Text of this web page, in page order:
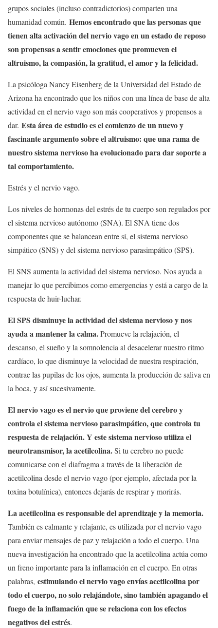
grupos sociales (incluso contradictorios) comparten una
humanidad común. Hemos encontrado que las personas que
tienen alta activación del nervio vago en un estado de reposo
son propensas a sentir emociones que promueven el
altruismo, la compasión, la gratitud, el amor y la felicidad.
La psicóloga Nancy Eisenberg de la Universidad del Estado de
Arizona ha encontrado que los niños con una línea de base de alta
actividad en el nervio vago son más cooperativos y propensos a
dar. Esta área de estudio es el comienzo de un nuevo y
fascinante argumento sobre el altruismo: que una rama de
nuestro sistema nervioso ha evolucionado para dar soporte a
tal comportamiento.
Estrés y el nervio vago.
Los niveles de hormonas del estrés de tu cuerpo son regulados por
el sistema nervioso autónomo (SNA). El SNA tiene dos
componentes que se balancean entre sí, el sistema nervioso
simpático (SNS) y del sistema nervioso parasimpático (SPS).
El SNS aumenta la actividad del sistema nervioso. Nos ayuda a
manejar lo que percibimos como emergencias y está a cargo de la
respuesta de huir-luchar.
El SPS disminuye la actividad del sistema nervioso y nos
ayuda a mantener la calma.Promueve la relajación, el
descanso, el sueño y la somnolencia al desacelerar nuestro ritmo
cardíaco, lo que disminuye la velocidad de nuestra respiración,
contrae las pupilas de los ojos, aumenta la producción de saliva en
la boca, y así sucesivamente.
El nervio vago es el nervio que proviene del cerebro y
controla el sistema nervioso parasimpático, que controla tu
respuesta de relajación. Y este sistema nervioso utiliza el
neurotransmisor, la acetilcolina.Si tu cerebro no puede
comunicarse con el diafragma a través de la liberación de
acetilcolina desde el nervio vago (por ejemplo, afectada por la
toxina botulínica), entonces dejarás de respirar y morirás.
La acetilcolina es responsable del aprendizaje y la memoria.
También es calmante y relajante, es utilizada por el nervio vago
para enviar mensajes de paz y relajación a todo el cuerpo. Una
nueva investigación ha encontrado que la acetilcolina actúa como
un freno importante para la inflamación en el cuerpo. En otras
palabras, estimulando el nervio vago envías acetilcolina por
todo el cuerpo, no solo relajándote, sino también apagando el
fuego de la inflamación que se relaciona con los efectos
negativos del estrés.